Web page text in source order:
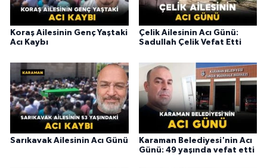
Koraş Ailesinin Genç Yaştaki
Acı Kaybı
Çelik Ailesinin Acı Günü:
Sadullah Çelik Vefat Etti
Sarıkavak Ailesinin Acı Günü
Karaman Belediyesi'nin Acı
Günü: 49 yaşında vefat etti